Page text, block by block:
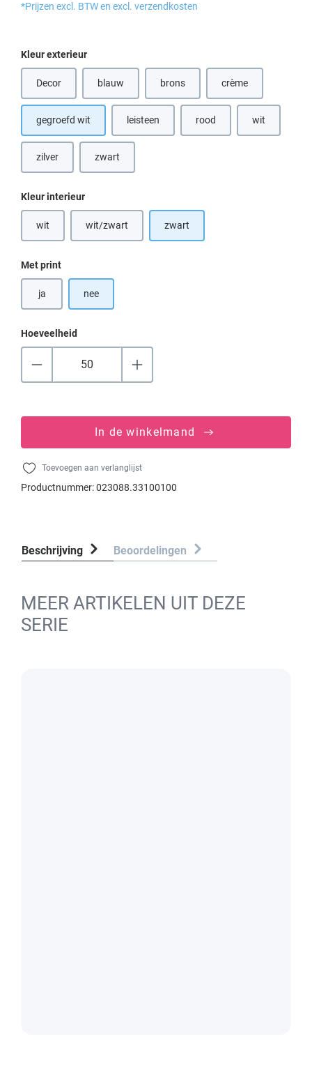
*Prijzen excl. BTW en excl. verzendkosten
Selecteer
Kleur exterieur
Decor blauw(Deze optie is momenteel niet beschikbaar.)
brons
(Deze optie is momenteel niet
crème(Deze optie is
gegroefd wit leisteen rood wit(Deze optie is
zilver zwart
Selecteer
Kleur interieur
wit(Deze optie is momenteel niet beschikbaar.)
wit/zwart(Deze optie is momenteel niet beschikbaar.)
zwart
Selecteer
Met print
ja nee
Hoeveelheid
In de winkelmand
Toevoegen aan verlanglijst
Productnummer:023088.33100100
Beschrijving Beoordelingen
MEER ARTIKELEN UIT DEZE
SERIE